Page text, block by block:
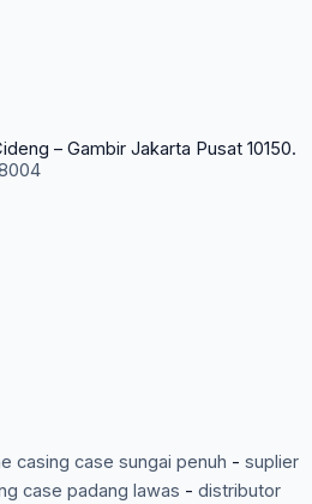
– Gambir Jakarta Pusat 10150.
casing case sungai penuh - suplier
case padang lawas - distributor